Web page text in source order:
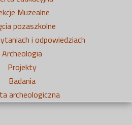
Muzealne
pozaszkolne
i odpowiedziach
Archeologia
Projekty
Badania
archeologiczna